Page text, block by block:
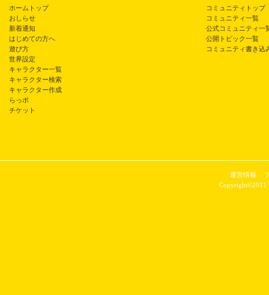
ホームトップ
おしらせ
新着通知
はじめての方へ
遊び方
世界設定
キャラクター一覧
キャラクター検索
キャラクター作成
らっポ
チケット
コミュニティトップ
コミュニティ一覧
公式コミュニティ一
公開トピック一覧
コミュニティ書き込
運営情報
Copyright©2011